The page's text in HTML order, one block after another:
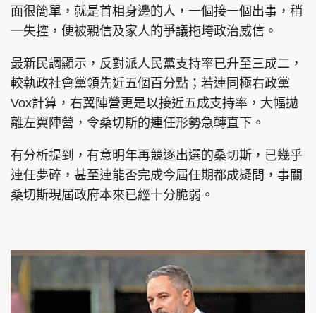
面很簡單，就是首相身邊的人，一個接一個出事，稍
一失控，便被親信及家人的爭議拖垮政治威信。
最新民調顯示，反對派人民黨支持率已升至三成二，
較執政社會黨領先近五個百分點；若連同極右政黨
Vox計算，右翼陣營更是以接近五成支持率，大幅拋
離左翼陣營，令桑切斯的連任形勢急轉直下。
有分析提到，有意明年再競逐出選的桑切斯，已幾乎
連任夢碎，甚至連能否完成今屆任期都成疑問，事關
桑切斯現屆政府本來已經十分脆弱。